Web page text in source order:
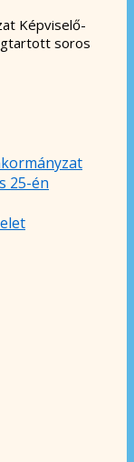
Képviselő-
soros
25-én